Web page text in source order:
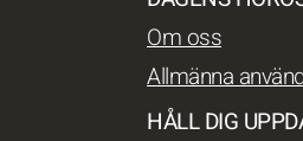
Om oss
Allmänna
HÅLL DIG